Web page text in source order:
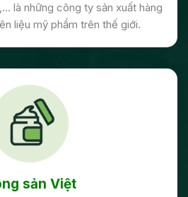
là những công ty sản xuất hàng
liệu mỹ phẩm trên thế giới.
sản Việt